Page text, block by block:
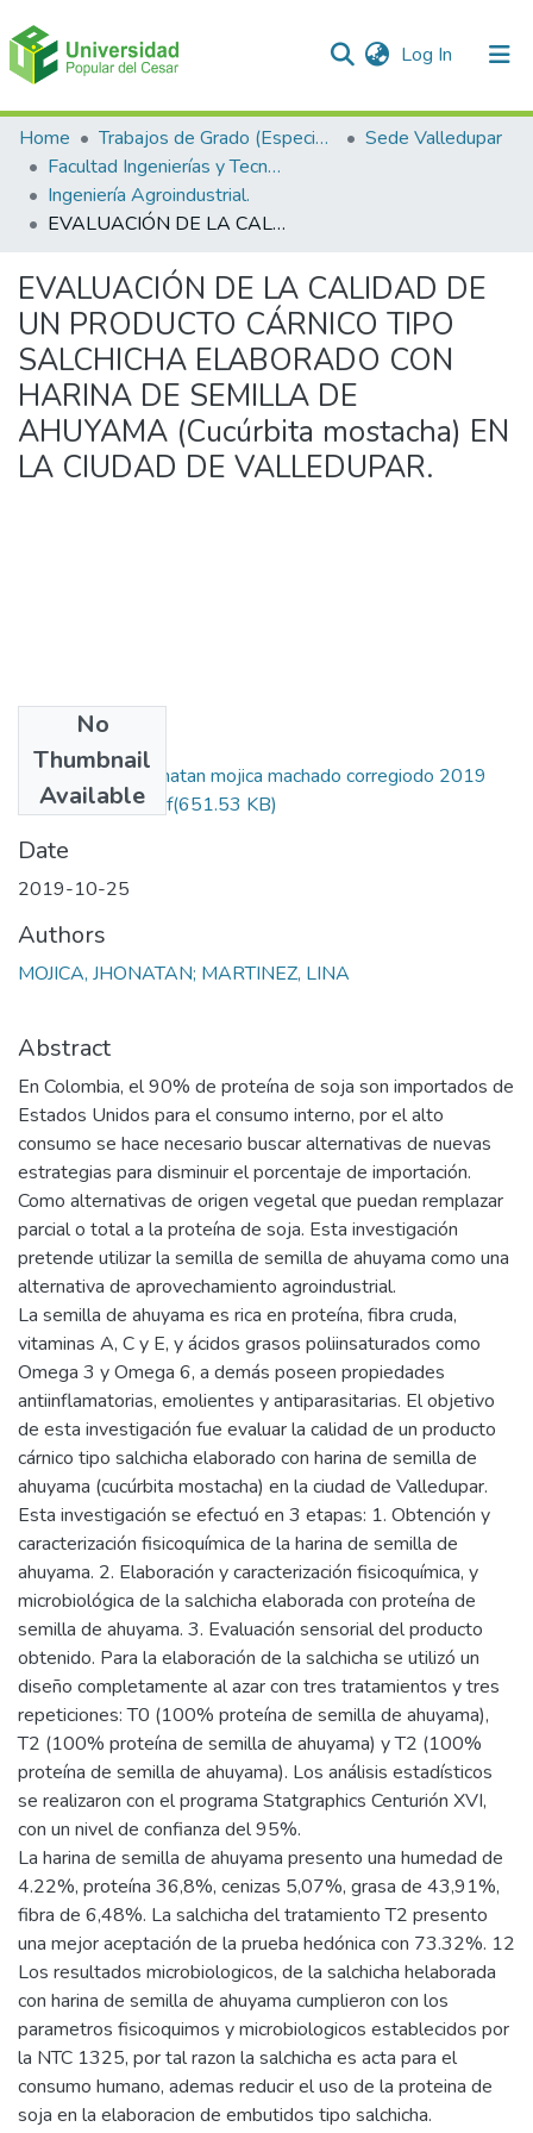
Log In (current)
Communities & Collections
All of DSpace
Statistics
Home Trabajos de Grado (Especializaciones y Pregrados)
Sede Valledupar
Facultad Ingenierías y Tecnologías
Ingeniería Agroindustrial.
EVALUACIÓN DE LA CALIDAD DE UN PRODUCTO CÁRNICO TIPO SALCHICHA ELABORADO CON HARINA DE SEMILLA DE AHUYAMA (Cucúrbita mostacha) EN LA CIUDAD DE VALLEDUPAR.
EVALUACIÓN DE LA CALIDAD DE
UN PRODUCTO CÁRNICO TIPO
SALCHICHA ELABORADO CON
HARINA DE SEMILLA DE
AHUYAMA (Cucúrbita mostacha) EN
LA CIUDAD DE VALLEDUPAR.
No
Thumbnail
Available
proyecto final jhonatan mojica machado corregiodo 2019
2_compressed.pdf(651.53 KB)
Date
2019-10-25
Authors
MOJICA, JHONATAN; MARTINEZ, LINA
Abstract
En Colombia, el 90% de proteína de soja son importados de
Estados Unidos para el consumo interno, por el alto
consumo se hace necesario buscar alternativas de nuevas
estrategias para disminuir el porcentaje de importación.
Como alternativas de origen vegetal que puedan remplazar
parcial o total a la proteína de soja. Esta investigación
pretende utilizar la semilla de semilla de ahuyama como una
alternativa de aprovechamiento agroindustrial.
La semilla de ahuyama es rica en proteína, fibra cruda,
vitaminas A, C y E, y ácidos grasos poliinsaturados como
Omega 3 y Omega 6, a demás poseen propiedades
antiinflamatorias, emolientes y antiparasitarias. El objetivo
de esta investigación fue evaluar la calidad de un producto
cárnico tipo salchicha elaborado con harina de semilla de
ahuyama (cucúrbita mostacha) en la ciudad de Valledupar.
Esta investigación se efectuó en 3 etapas: 1. Obtención y
caracterización fisicoquímica de la harina de semilla de
ahuyama. 2. Elaboración y caracterización fisicoquímica, y
microbiológica de la salchicha elaborada con proteína de
semilla de ahuyama. 3. Evaluación sensorial del producto
obtenido. Para la elaboración de la salchicha se utilizó un
diseño completamente al azar con tres tratamientos y tres
repeticiones: T0 (100% proteína de semilla de ahuyama),
T2 (100% proteína de semilla de ahuyama) y T2 (100%
proteína de semilla de ahuyama). Los análisis estadísticos
se realizaron con el programa Statgraphics Centurión XVI,
con un nivel de confianza del 95%.
La harina de semilla de ahuyama presento una humedad de
4.22%, proteína 36,8%, cenizas 5,07%, grasa de 43,91%,
fibra de 6,48%. La salchicha del tratamiento T2 presento
una mejor aceptación de la prueba hedónica con 73.32%. 12
Los resultados microbiologicos, de la salchicha helaborada
con harina de semilla de ahuyama cumplieron con los
parametros fisicoquimos y microbiologicos establecidos por
la NTC 1325, por tal razon la salchicha es acta para el
consumo humano, ademas reducir el uso de la proteina de
soja en la elaboracion de embutidos tipo salchicha.